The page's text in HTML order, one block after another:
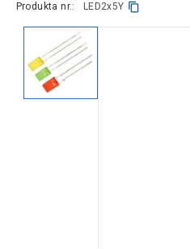
Produkta nr.: LED2x5Y